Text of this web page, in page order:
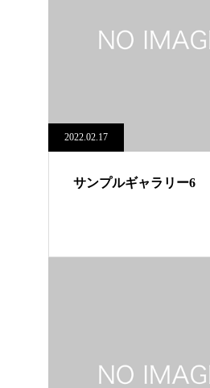
2022.02.17
サンプルギャラリー6